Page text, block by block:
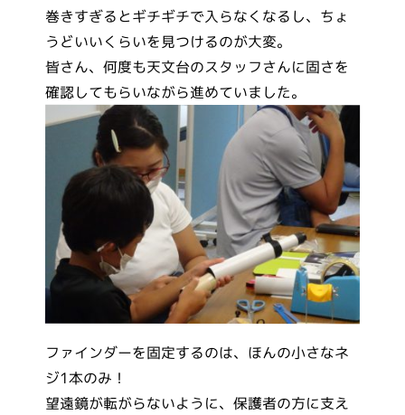
巻きすぎるとギチギチで入らなくなるし、ちょ
うどいいくらいを見つけるのが大変。
皆さん、何度も天文台のスタッフさんに固さを
確認してもらいながら進めていました。
ファインダーを固定するのは、ほんの小さなネ
ジ1本のみ！
望遠鏡が転がらないように、保護者の方に支え